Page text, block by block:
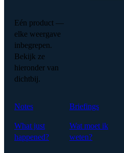
Eén product —
elke weergave
inbegrepen.
Bekijk ze
hieronder van
dichtbij.
Notes
What just
happened?
Briefings
Wat moet ik
weten?